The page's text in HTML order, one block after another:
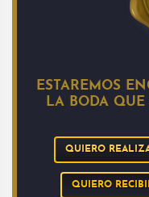
ESTAREMOS
LA BODA
QUIERO
QUIERO